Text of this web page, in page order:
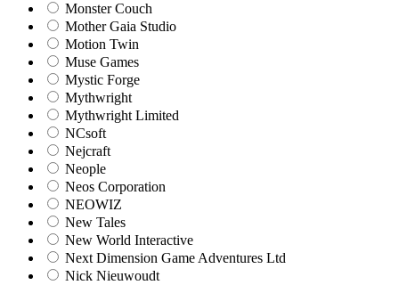
Monster Couch
Mother Gaia Studio
Motion Twin
Muse Games
Mystic Forge
Mythwright
Mythwright Limited
NCsoft
Nejcraft
Neople
Neos Corporation
NEOWIZ
New Tales
New World Interactive
Next Dimension Game Adventures Ltd
Nick Nieuwoudt